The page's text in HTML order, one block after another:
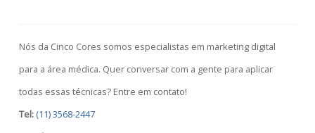
Nós da Cinco Cores somos especialistas em marketing digital
para a área médica. Quer conversar com a gente para aplicar
todas essas técnicas? Entre em contato!
Tel: (11) 3568-2447